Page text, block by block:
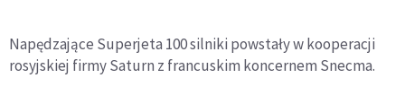
Napędzające Superjeta 100 silniki powstały w kooperacji
rosyjskiej firmy Saturn z francuskim koncernem Snecma.